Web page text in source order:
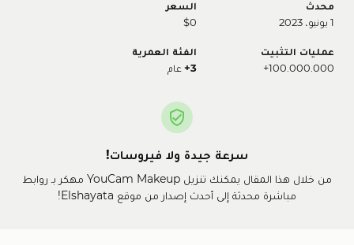
محدث
1 يونيو، 2023
السعر
$0
عمليات التثبيت
100.000.000+
الفئة العمرية
3+
عام
سرعة جيدة ولا فيروسات!
من خلال هذا المقال يمكنك تنزيل YouCam Makeup مهكر بـ روابط
مباشرة محدثة إلى أحدث إصدار من موقع Elshayata!